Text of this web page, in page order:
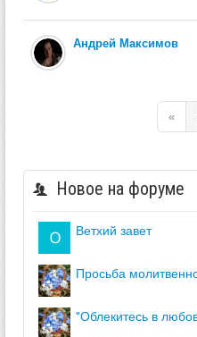
Андрей Максимов
«
Новое на форуме
ветхий завет
просьба
"облекитесь в